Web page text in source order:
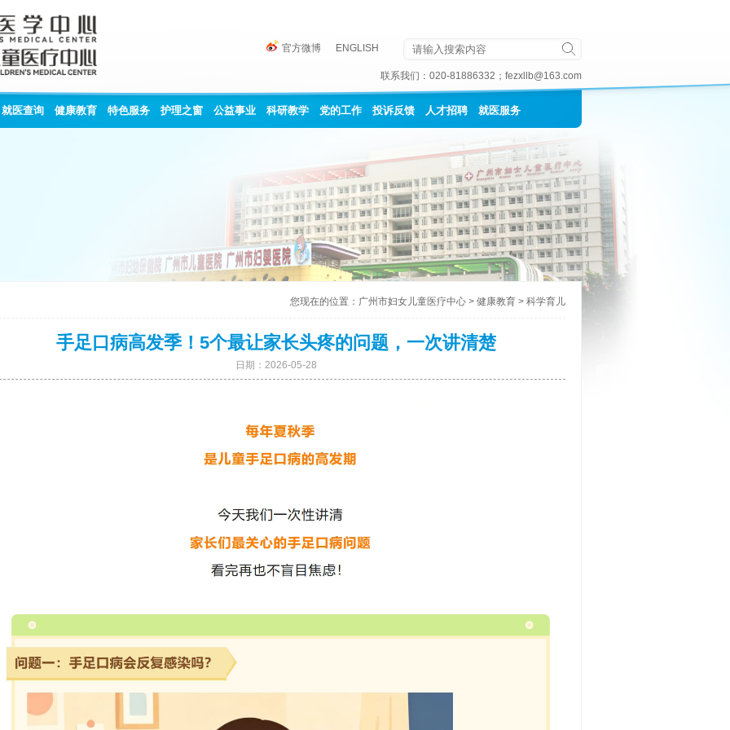
官方微博 ENGLISH
联系我们： 020-81886332 ； fezxllb@163.com
就医查询 健康教育 特色服务 护理之窗 公益事业 科研教学 党的工作 投诉反馈 人才招聘 就医服务
您现在的位置： 广州市妇女儿童医疗中心 > 健康教育 > 科学育儿
手足口病高发季！5个最让家长头疼的问题，一次讲清楚
日期： 2026-05-28